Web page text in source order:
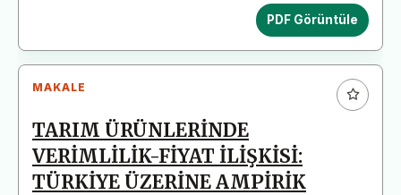
PDF Görüntüle
MAKALE
TARIM ÜRÜNLERİNDE
VERİMLİLİK-FİYAT İLİŞKİSİ:
TÜRKİYE ÜZERİNE AMPİRİK